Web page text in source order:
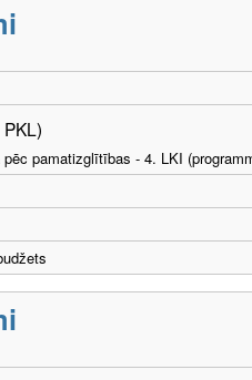
pamatizglītības - 4. LKI